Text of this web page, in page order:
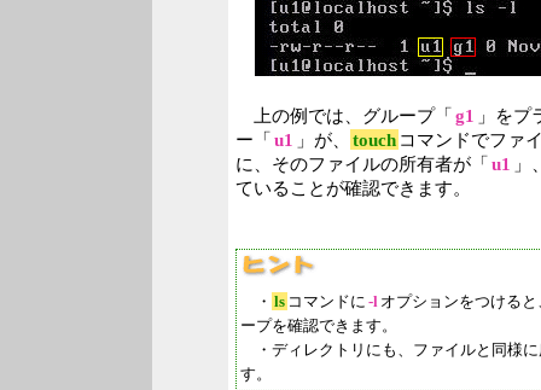
上の例では、グループ「g1 」をプ
ー「u1 」が、 touch コマンドでファ
に、そのファイルの所有者が「u1 」
ていることが確認できます。
・ ls コマンドに -l オプションをつける
ープを確認できます。
・ディレクトリにも、ファイルと同様
す。